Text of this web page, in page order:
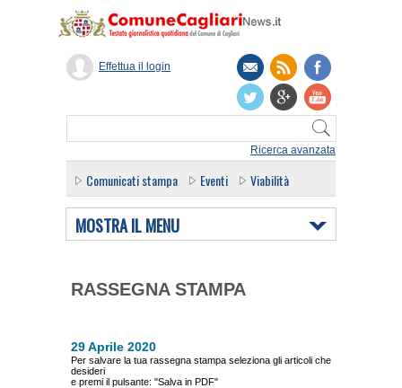
Ricerca avanzata
Effettua il login
Comunicati stampa Eventi Viabilità
MOSTRA IL MENU
RASSEGNA STAMPA
29 Aprile 2020
Per salvare la tua rassegna stampa seleziona gli articoli che
desideri
e premi il pulsante: "Salva in PDF"